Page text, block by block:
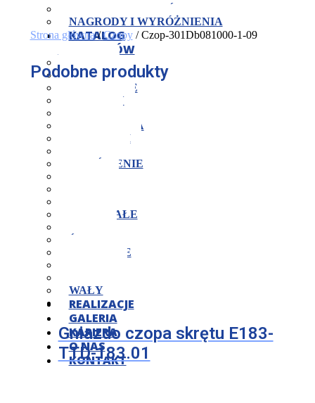
NAGRODY I WYRÓŻNIENIA
KATALOG
PRODUKTÓW
CZOPY
JARZMA
KOŁNIERZE
KORPUSY
MOCOWANIA
NAKRĘTKI
PIERŚCIENIE
POZOSTAŁE
SWORZNIE
WAŁY
REALIZACJE
GALERIA
KARIERA
O NAS
KONTAKT
Strona główna/Czopy/ Czop-301Db081000-1-09
Podobne produkty
Gniazdo czopa skrętu E183-
TTD-183.01